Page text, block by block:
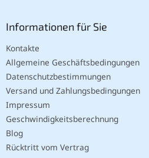
Informationen für Sie
Kontakte
Allgemeine Geschäftsbedingungen
Datenschutzbestimmungen
Versand und Zahlungsbedingungen
Impressum
Geschwindigkeitsberechnung
Blog
Rücktritt vom Vertrag